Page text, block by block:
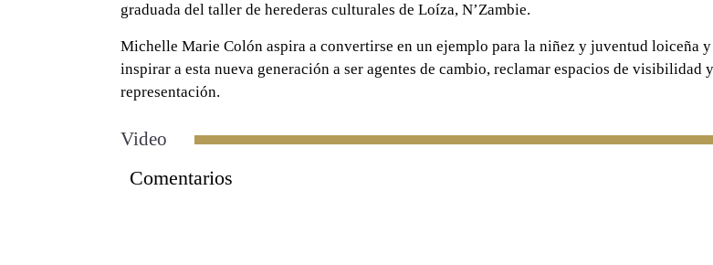
graduada del taller de herederas culturales de Loíza, N’Zambie.
Michelle Marie Colón aspira a convertirse en un ejemplo para la niñez y juventud loiceña y
inspirar a esta nueva generación a ser agentes de cambio, reclamar espacios de visibilidad y
representación.
Video
Comentarios